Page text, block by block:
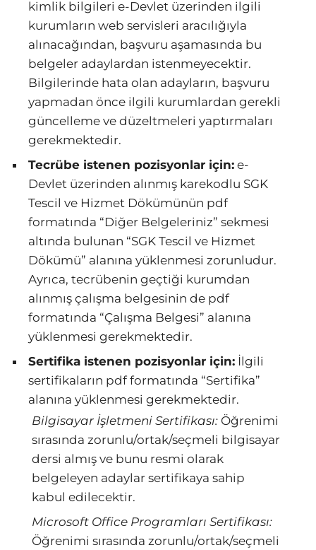
kimlik bilgileri e-Devlet üzerinden ilgili
kurumların web servisleri aracılığıyla
alınacağından, başvuru aşamasında bu
belgeler adaylardan istenmeyecektir.
Bilgilerinde hata olan adayların, başvuru
yapmadan önce ilgili kurumlardan gerekli
güncelleme ve düzeltmeleri yaptırmaları
gerekmektedir.
Tecrübe istenen pozisyonlar için: e-
Devlet üzerinden alınmış karekodlu SGK
Tescil ve Hizmet Dökümünün pdf
formatında “Diğer Belgeleriniz” sekmesi
altında bulunan “SGK Tescil ve Hizmet
Dökümü” alanına yüklenmesi zorunludur.
Ayrıca, tecrübenin geçtiği kurumdan
alınmış çalışma belgesinin de pdf
formatında “Çalışma Belgesi” alanına
yüklenmesi gerekmektedir.
Sertifika istenen pozisyonlar için: İlgili
sertifikaların pdf formatında “Sertifika”
alanına yüklenmesi gerekmektedir.
Bilgisayar İşletmeni Sertifikası: Öğrenimi
sırasında zorunlu/ortak/seçmeli bilgisayar
dersi almış ve bunu resmi olarak
belgeleyen adaylar sertifikaya sahip
kabul edilecektir.
Microsoft Office Programları Sertifikası:
Öğrenimi sırasında zorunlu/ortak/seçmeli